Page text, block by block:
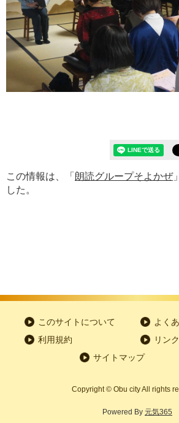
この情報は、「 朗読グループそよかぜ
した。
このサイトについて
よく
利用規約
リン
サイトマップ
Copyright© Obu city All rights
Powered By 元気365